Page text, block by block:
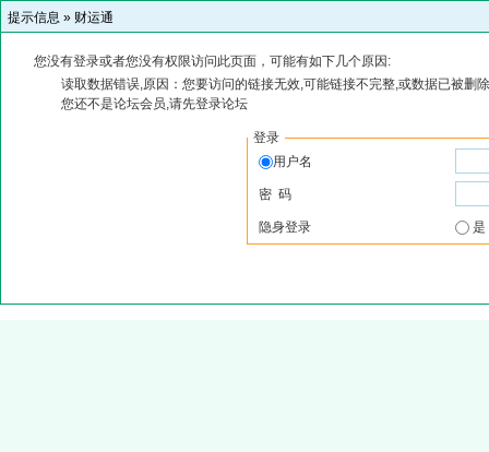
提示信息 » 财运通
您没有登录或者您没有权限访问此页面，可能有如下几个原因:
读取数据错误,原因：您要访问的链接无效,可能链接不完整,或数据已被删
您还不是论坛会员,请先登录论坛
登录
用户名
密 码
隐身登录